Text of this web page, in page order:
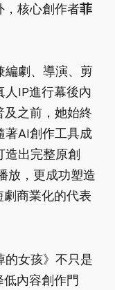
，核心創作者菲
編劇、導演、剪
人IP進行幕後內
之前，她始終
著AI創作工具成
造出完整原創
放，更成功塑造
商業化的代表
的女孩》不只是
內容創作門